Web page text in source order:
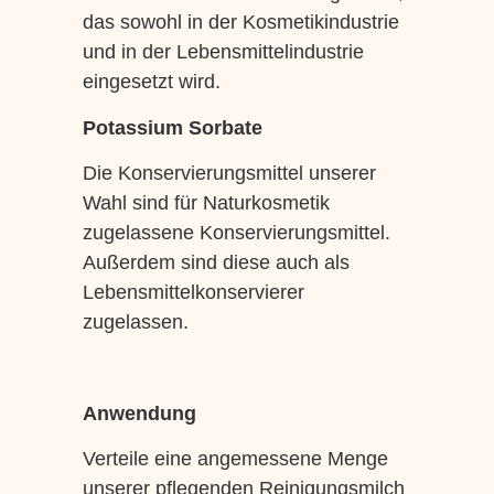
das sowohl in der Kosmetikindustrie
und in der Lebensmittelindustrie
eingesetzt wird.
Potassium Sorbate
Die Konservierungsmittel unserer
Wahl sind für Naturkosmetik
zugelassene Konservierungsmittel.
Außerdem sind diese auch als
Lebensmittelkonservierer
zugelassen.
Anwendung
Verteile eine angemessene Menge
unserer pflegenden Reinigungsmilch